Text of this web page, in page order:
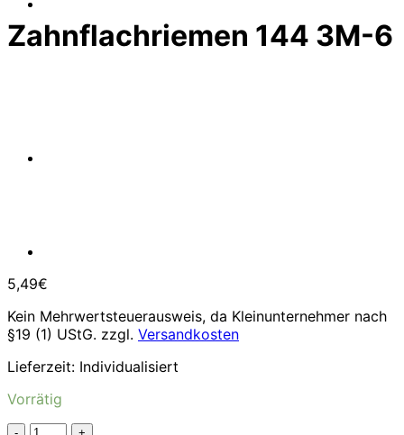
Zahnflachriemen 144 3M-6
5,49€
Kein Mehrwertsteuerausweis, da Kleinunternehmer nach
§19 (1) UStG. zzgl. Versandkosten
Lieferzeit: Individualisiert
Vorrätig
Zahnflachriemen